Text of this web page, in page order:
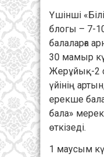
Үшінші
блогы – 7-
балаларға
30 мамыр
Жерұйық-2
үйінің
ерекше
бала»
өткізеді.
1 маусым